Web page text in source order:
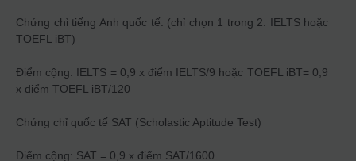
Chứng chỉ tiếng Anh quốc tế: (chỉ chọn 1 trong 2: IELTS hoặc
TOEFL iBT)
Điểm cộng: IELTS = 0,9 x điểm IELTS/9 hoặc TOEFL iBT= 0,9
x điểm TOEFL iBT/120
Chứng chỉ quốc tế SAT (Scholastic Aptitude Test)
Điểm cộng: SAT = 0,9 x điểm SAT/1600